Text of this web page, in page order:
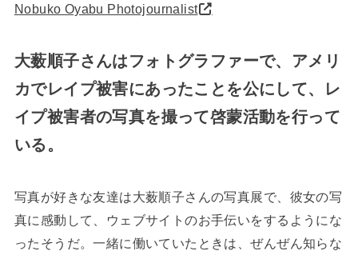
Nobuko Oyabu Photojournalist
大薮順子さんはフォトグラファーで、アメリ
カでレイプ被害にあったことを公にして、レ
イプ被害者の写真を撮って啓蒙活動を行って
いる。
写真が好きな友達は大薮順子さんの写真展で、彼女の写
真に感動して、ウェブサイトのお手伝いをするようにな
ったそうだ。一緒に働いていたときは、ぜんぜん知らな